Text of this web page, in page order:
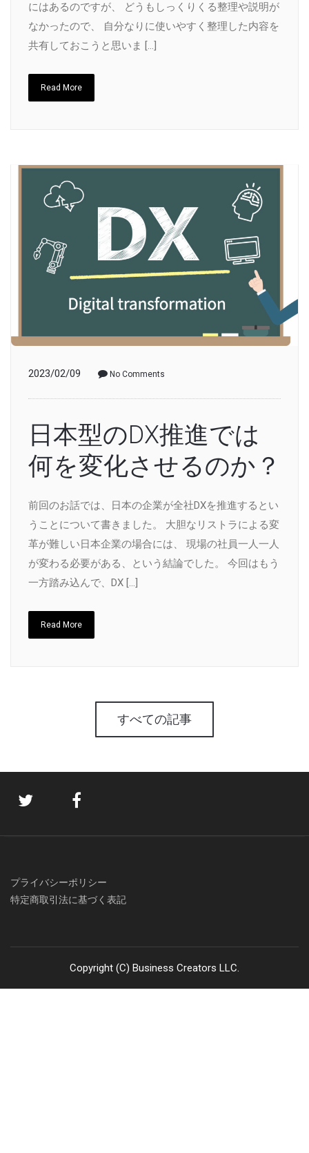
にはあるのですが、 どうもしっくりくる整理や説明が
なかったので、 自分なりに使いやすく整理した内容を
共有しておこうと思いま […]
Read More
2023/02/09 No Comments
日本型のDX推進では
何を変化させるのか？
前回のお話では、日本の企業が全社DXを推進するとい
うことについて書きました。 大胆なリストラによる変
革が難しい日本企業の場合には、 現場の社員一人一人
が変わる必要がある、という結論でした。 今回はもう
一方踏み込んで、DX […]
Read More
すべての記事
プライバシーポリシー
特定商取引法に基づく表記
Copyright (C) Business Creators LLC.